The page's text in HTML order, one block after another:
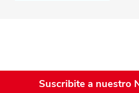
Suscribite a nuestro